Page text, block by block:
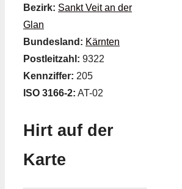
Bezirk: Sankt Veit an der
Glan
Bundesland: Kärnten
Postleitzahl: 9322
Kennziffer: 205
ISO 3166-2: AT-02
Hirt auf der
Karte